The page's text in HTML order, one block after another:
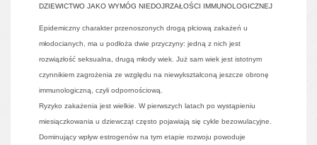
DZIEWICTWO JAKO WYMÓG NIEDOJRZAŁOŚCI IMMUNOLOGICZNEJ
Epidemiczny charakter przenoszonych drogą płciową zakażeń u
młodocianych, ma u podłoża dwie przyczyny: jedną z nich jest
rozwiązłość seksualna, drugą młody wiek. Już sam wiek jest istotnym
czynnikiem zagrożenia ze względu na niewykształconą jeszcze obronę
immunologiczną, czyli odpornościową.
Ryzyko zakażenia jest wielkie. W pierwszych latach po wystąpieniu
miesiączkowania u dziewcząt często pojawiają się cykle bezowulacyjne.
Dominujący wpływ estrogenów na tym etapie rozwoju powoduje